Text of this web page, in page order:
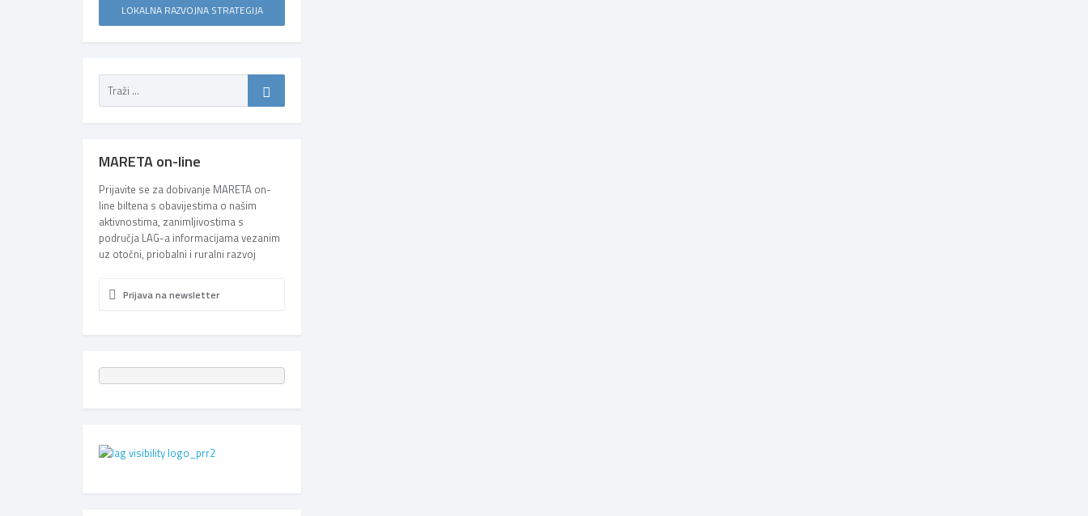
LOKALNA RAZVOJNA STRATEGIJA
MARETA on-line
Prijavite se za dobivanje MARETA on-
line biltena s obavijestima o našim
aktivnostima, zanimljivostima s
područja LAG-a informacijama vezanim
uz otočni, priobalni i ruralni razvoj
Prijava na newsletter